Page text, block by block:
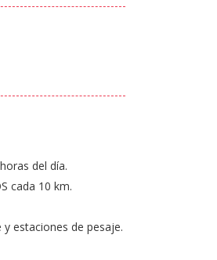
del día.
cada 10 km.
estaciones de pesaje.